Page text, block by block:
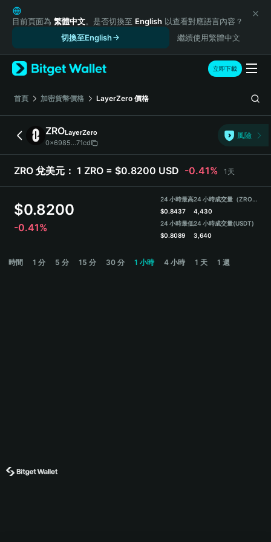
English
日本語
Русский
Español (Latinoamérica)
Türkçe
Italiano
简体中文
繁體中文
Português (Portugal)
हिन्दी
Español (Argentina)
目前頁面為 繁體中文。是否切換至 English 以查看對應語言內容？
切換至English
繼續使用繁體中文
立即下載
首頁 加密貨幣價格 LayerZero 價格
ZROLayerZero
0x6985...71cd
風險
ZRO 兌美元： 1 ZRO = $0.8200 USD -0.41% 1天
$0.8200
-0.41%
24 小時最高
$0.8437
24 小時最低
$0.8089
24 小時成交量（ZRO）
4,430
24 小時成交量(USDT)
3,640
時間 1 分 5 分 15 分 30 分 1 小時 4 小時 1 天 1 週